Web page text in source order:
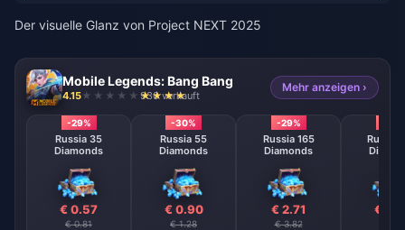
Der visuelle Glanz von Project NEXT 2025
Mobile Legends: Bang Bang
4.15 930 verkauft
Mehr anzeigen ›
-29%
Russia 35
Diamonds
€ 0.57
€ 0.81
-30%
Russia 55
Diamonds
€ 0.90
€ 1.28
-29%
Russia 165
Diamonds
€ 2.71
€ 3.82
Russia
€